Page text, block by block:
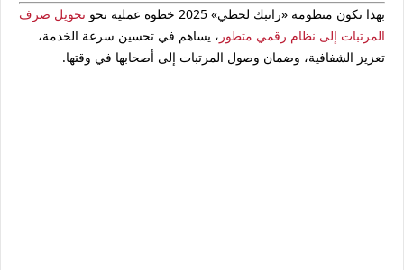
بهذا تكون منظومة «راتبك لحظي» 2025 خطوة عملية نحو تحويل صرف
المرتبات إلى نظام رقمي متطور ، يساهم في تحسين سرعة الخدمة،
تعزيز الشفافية، وضمان وصول المرتبات إلى أصحابها في وقتها.